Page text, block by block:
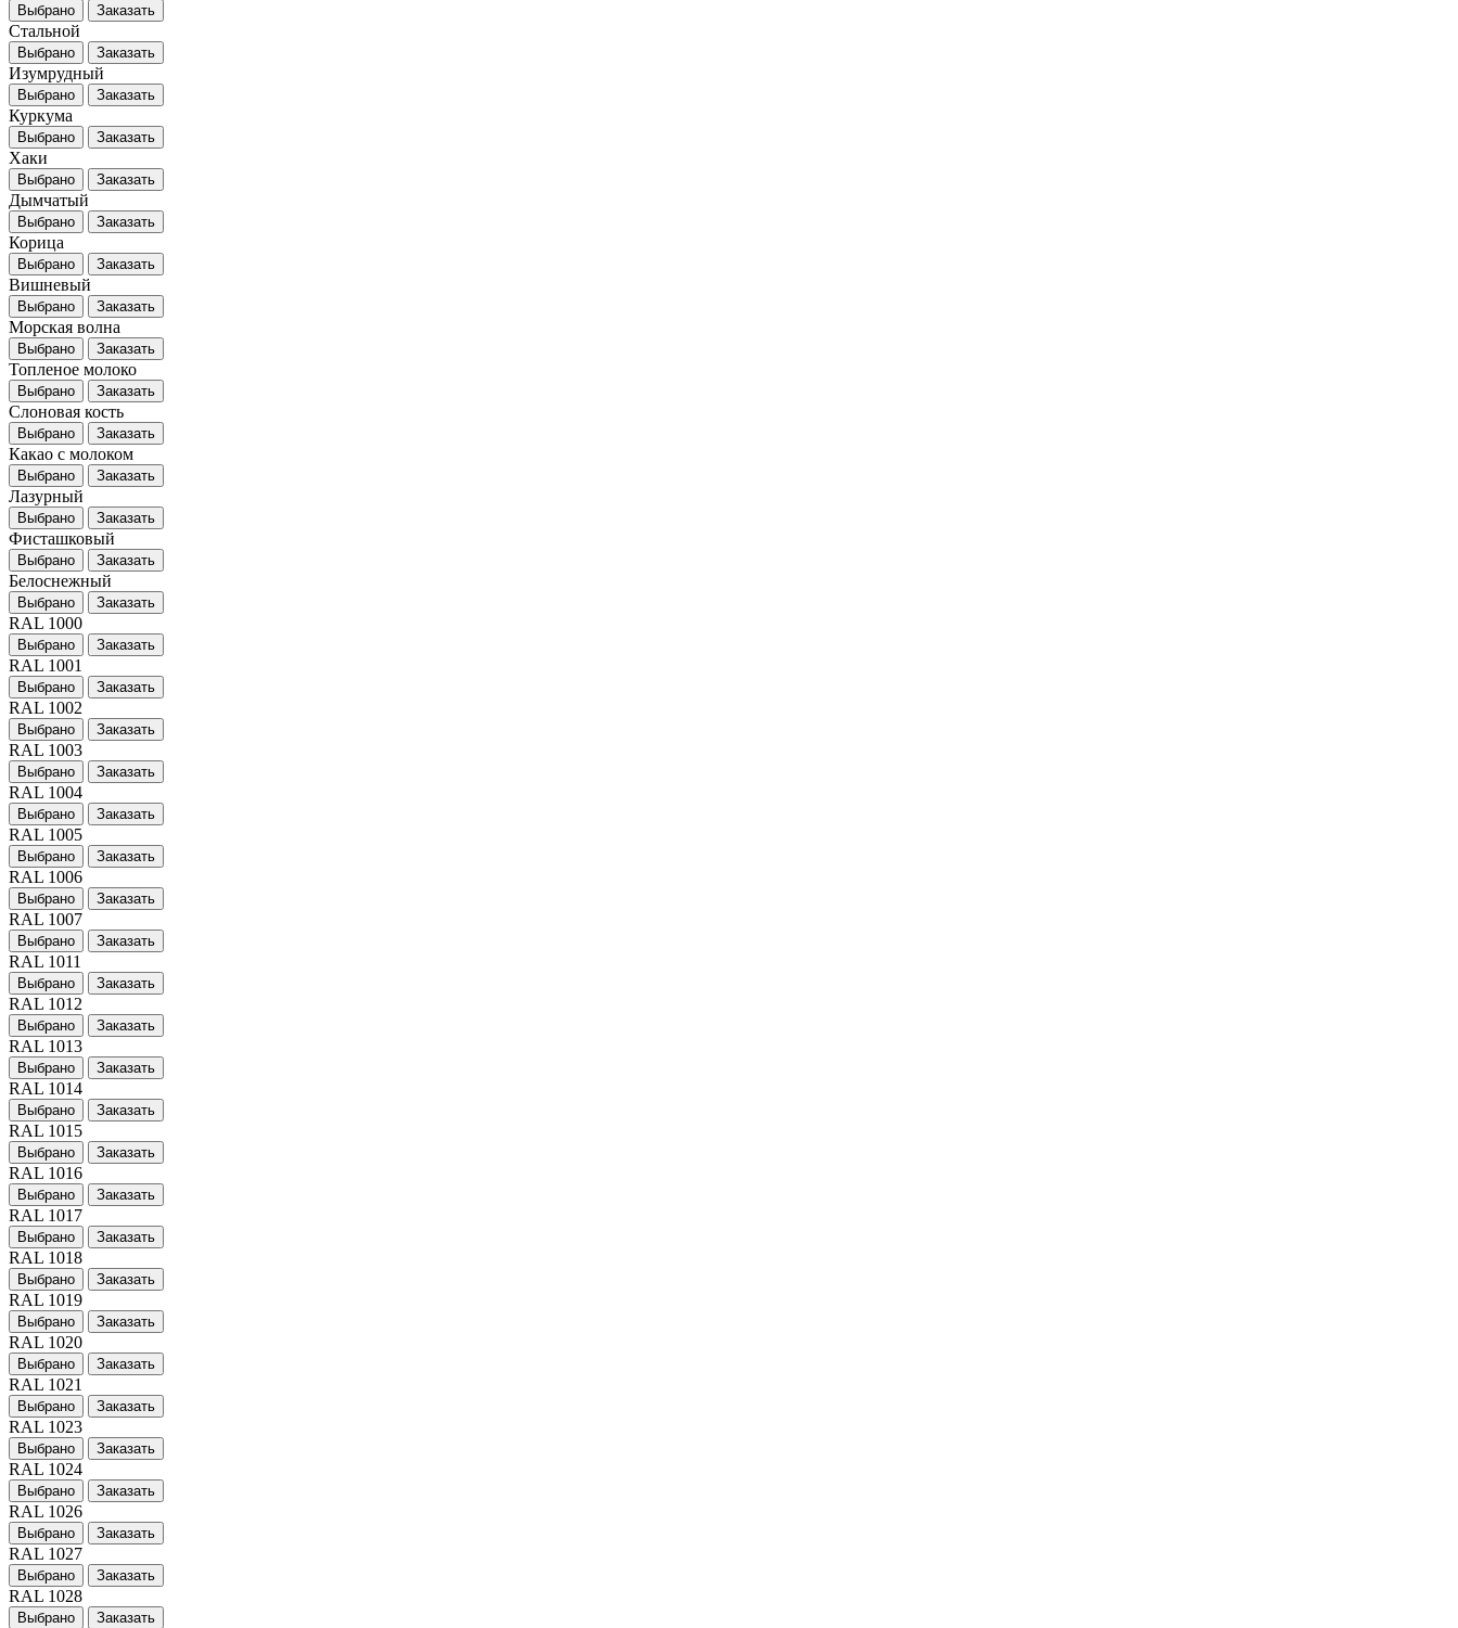
Выбрано Заказать
Стальной
Выбрано Заказать
Изумрудный
Выбрано Заказать
Куркума
Выбрано Заказать
Хаки
Выбрано Заказать
Дымчатый
Выбрано Заказать
Корица
Выбрано Заказать
Вишневый
Выбрано Заказать
Морская волна
Выбрано Заказать
Топленое молоко
Выбрано Заказать
Слоновая кость
Выбрано Заказать
Какао с молоком
Выбрано Заказать
Лазурный
Выбрано Заказать
Фисташковый
Выбрано Заказать
Белоснежный
Выбрано Заказать
RAL 1000
Выбрано Заказать
RAL 1001
Выбрано Заказать
RAL 1002
Выбрано Заказать
RAL 1003
Выбрано Заказать
RAL 1004
Выбрано Заказать
RAL 1005
Выбрано Заказать
RAL 1006
Выбрано Заказать
RAL 1007
Выбрано Заказать
RAL 1011
Выбрано Заказать
RAL 1012
Выбрано Заказать
RAL 1013
Выбрано Заказать
RAL 1014
Выбрано Заказать
RAL 1015
Выбрано Заказать
RAL 1016
Выбрано Заказать
RAL 1017
Выбрано Заказать
RAL 1018
Выбрано Заказать
RAL 1019
Выбрано Заказать
RAL 1020
Выбрано Заказать
RAL 1021
Выбрано Заказать
RAL 1023
Выбрано Заказать
RAL 1024
Выбрано Заказать
RAL 1026
Выбрано Заказать
RAL 1027
Выбрано Заказать
RAL 1028
Выбрано Заказать